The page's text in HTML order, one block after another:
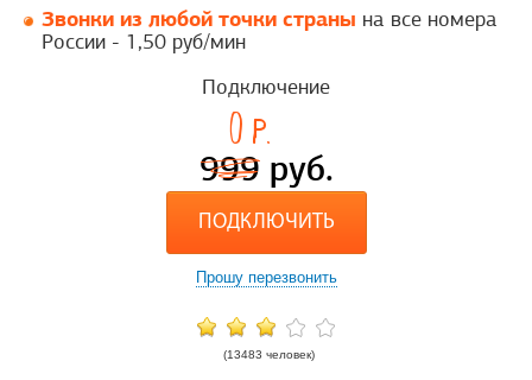
Звонки из любой точки страны на все номера
России - 1,50 руб/мин
Подключение
999
0 p.
руб.
ПОДКЛЮЧИТЬ
Прошу перезвонить
(13483 человек)